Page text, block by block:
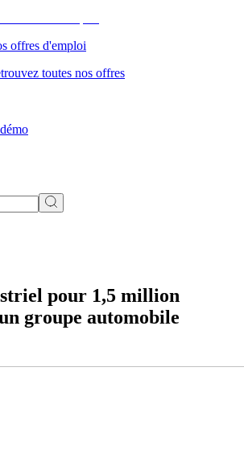
offres d'emploi
toutes nos offres
pour 1,5 million
groupe automobile